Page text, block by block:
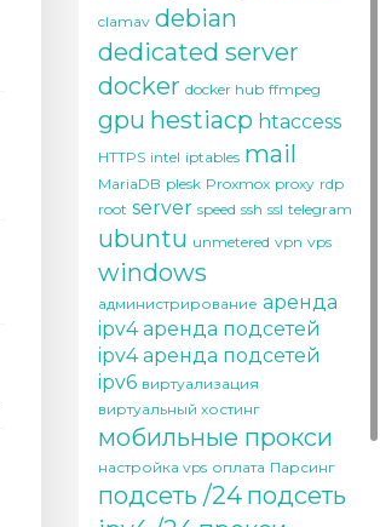
clamav debian
dedicated server
docker docker hub ffmpeg
gpu hestiacp htaccess
HTTPS intel iptables mail
MariaDB plesk Proxmox proxy rdp
root server speed ssh ssl telegram
ubuntu unmetered vpn vps
windows
администрирование аренда
ipv4 аренда подсетей
ipv4 аренда подсетей
ipv6 виртуализация
виртуальный хостинг
мобильные прокси
настройка vps оплата Парсинг
подсеть /24 подсеть